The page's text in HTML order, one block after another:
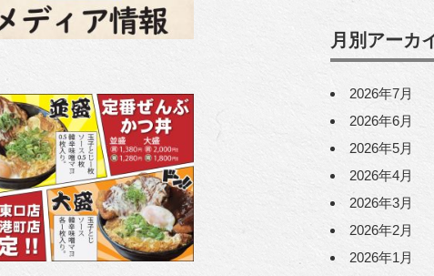
月別アーカ
2026年7月
2026年6月
2026年5月
2026年4月
2026年3月
2026年2月
2026年1月